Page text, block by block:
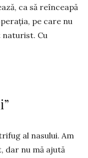
ca să re­înceapă
pe care nu
naturist. Cu
al nasului. Am
dar nu mă ajută